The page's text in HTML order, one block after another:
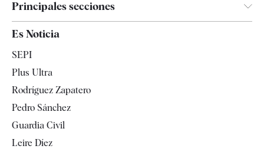
Principales secciones
España
Televisión
Es Noticia
SEPI
Plus Ultra
Rodríguez Zapatero
Pedro Sánchez
Guardia Civil
Leire Díez